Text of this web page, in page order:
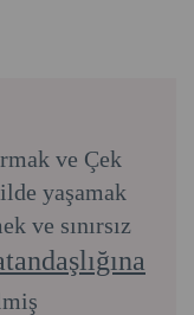
ve Çek
yaşamak
ve sınırsız